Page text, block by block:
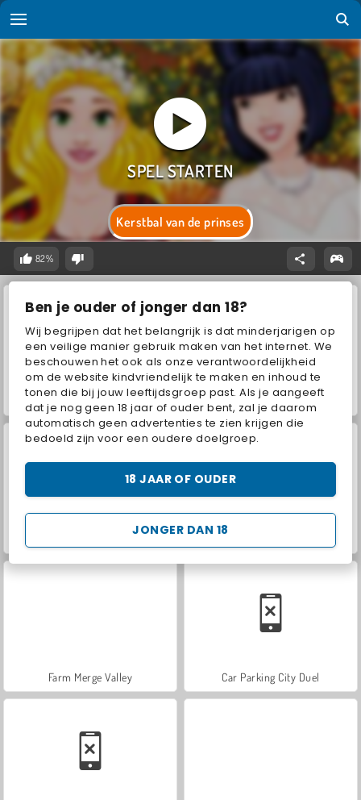
Ben je ouder of jonger dan 18?
Wij begrijpen dat het belangrijk is dat minderjarigen op
een veilige manier gebruik maken van het internet. We
beschouwen het ook als onze verantwoordelijkheid
om de website kindvriendelijk te maken en inhoud te
tonen die bij jouw leeftijdsgroep past. Als je aangeeft
dat je nog geen 18 jaar of ouder bent, zal je daarom
automatisch geen advertenties te zien krijgen die
bedoeld zijn voor een oudere doelgroep.
JONGER DAN 18
18 JAAR OF OUDER
Kerstbal van de prinses
82%
Hidden Object: Street of Secrets ASMR Makeover & Makeup Studio
Farm Merge Valley Car Parking City Duel